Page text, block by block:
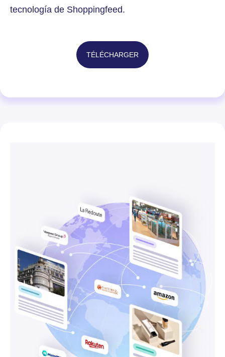
tecnología de Shoppingfeed.
TÉLÉCHARGER